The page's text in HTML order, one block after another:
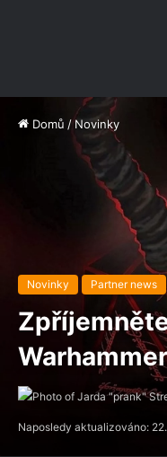
Domů /Novinky
Novinky Partner news
Naposledy aktualizováno: